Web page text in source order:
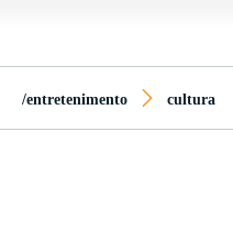
/entretenimento cultura